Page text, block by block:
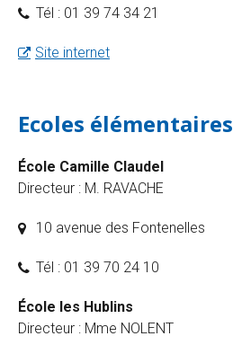
Tél : 01 39 74 34 21
Site internet
Ecoles élémentaires
École Camille Claudel
Directeur : M. RAVACHE
10 avenue des Fontenelles
Tél : 01 39 70 24 10
École les Hublins
Directeur : Mme NOLENT